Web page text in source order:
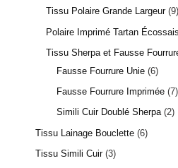
Tissu Polaire Grande Largeur 9
Polaire Imprimé Tartan Écossais
Tissu Sherpa et Fausse
Fausse Fourrure Unie 6
Fausse Fourrure Imprimée 7
Simili Cuir Doublé Sherpa 2
Tissu Lainage Bouclette 6
Tissu Simili Cuir 3